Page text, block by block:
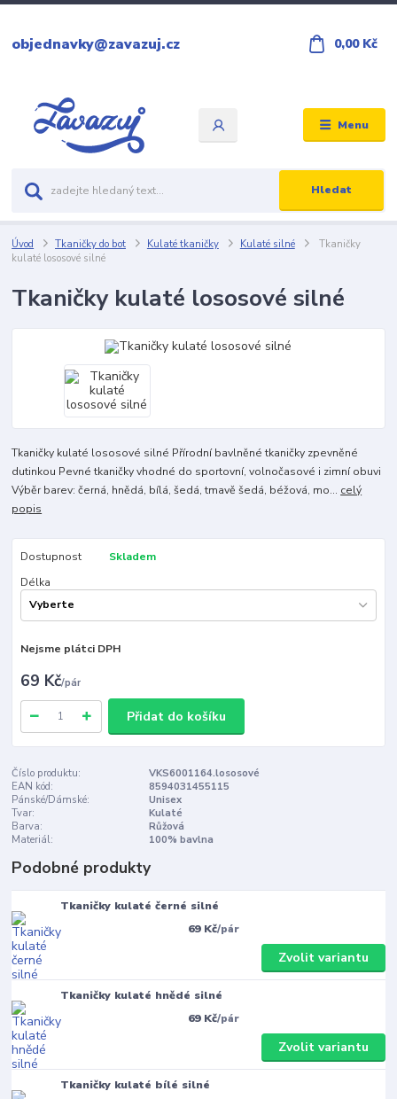
Menu
Hledat
objednavky@zavazuj.cz 0,00 Kč
Úvod Tkaničky do bot Kulaté tkaničky Kulaté silné
Tkaničky
kulaté lososové silné
Tkaničky kulaté lososové silné
Tkaničky kulaté lososové silné Přírodní bavlněné tkaničky zpevněné
dutinkou Pevné tkaničky vhodné do sportovní, volnočasové i zimní obuvi
Výběr barev: černá, hnědá, bílá, šedá, tmavě šedá, béžová, mo... celý
popis
Dostupnost
Skladem
Délka
Nejsme plátci DPH
69 Kč/pár
Přidat do košíku
Číslo produktu:
VKS6001164.lososové
EAN kód:
8594031455115
Pánské/Dámské:
Unisex
Tvar:
Kulaté
Barva:
Růžová
Materiál:
100% bavlna
Podobné produkty
Tkaničky kulaté černé silné
69 Kč/pár
Zvolit variantu
Tkaničky kulaté hnědé silné
69 Kč/pár
Zvolit variantu
Tkaničky kulaté bílé silné